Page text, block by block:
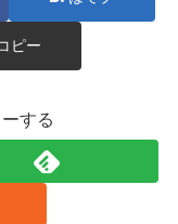
ピー
する